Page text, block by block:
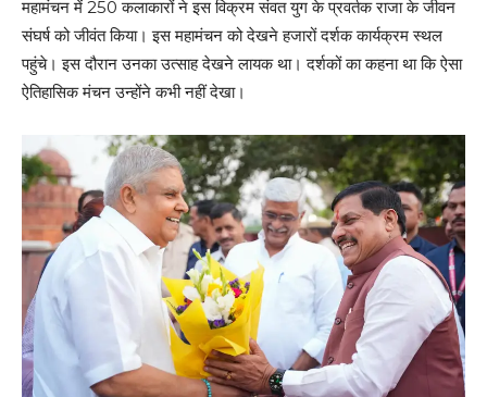
महामंचन में 250 कलाकारों ने इस विक्रम संवत युग के प्रवर्तक राजा के जीवन
संघर्ष को जीवंत किया। इस महामंचन को देखने हजारों दर्शक कार्यक्रम स्थल
पहुंचे। इस दौरान उनका उत्साह देखने लायक था। दर्शकों का कहना था कि ऐसा
ऐतिहासिक मंचन उन्होंने कभी नहीं देखा।